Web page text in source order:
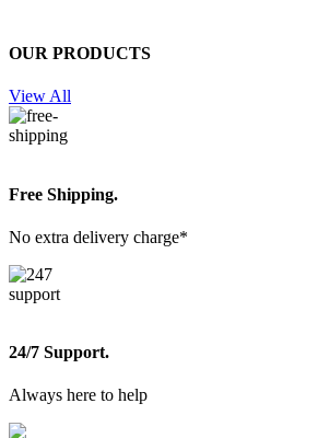
OUR PRODUCTS
View All
Free Shipping.
No extra delivery charge*
24/7 Support.
Always here to help